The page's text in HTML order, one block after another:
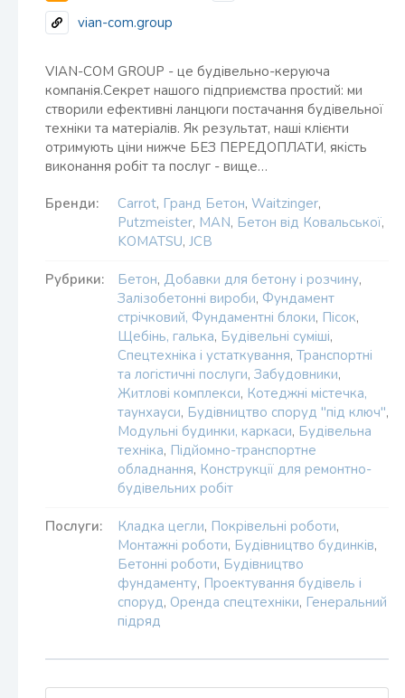
vian-com.group
VIAN-COM GROUP - це будівельно-керуюча
компанія.Секрет нашого підприємства простий: ми
створили ефективні ланцюги постачання будівельної
техніки та матеріалів. Як результат, наші клієнти
отримують ціни нижче БЕЗ ПЕРЕДОПЛАТИ, якість
виконання робіт та послуг - вище…
Бренди: Carrot, Гранд Бетон, Waitzinger,
Putzmeister, MAN, Бетон від Ковальської,
KOMATSU, JCB
Рубрики: Бетон, Добавки для бетону і розчину,
Залізобетонні вироби, Фундамент
стрічковий, Фундаментні блоки, Пісок,
Щебінь, галька, Будівельні суміші,
Спецтехніка і устаткування, Транспортні
та логістичні послуги, Забудовники,
Житлові комплекси, Котеджні містечка,
таунхауси, Будівництво споруд "під ключ",
Модульні будинки, каркаси, Будівельна
техніка, Підйомно-транспортне
обладнання, Конструкції для ремонтно-
будівельних робіт
Послуги: Кладка цегли, Покрівельні роботи,
Монтажні роботи, Будівництво будинків,
Бетонні роботи, Будівництво
фундаменту, Проектування будівель і
споруд, Оренда спецтехніки, Генеральний
підряд